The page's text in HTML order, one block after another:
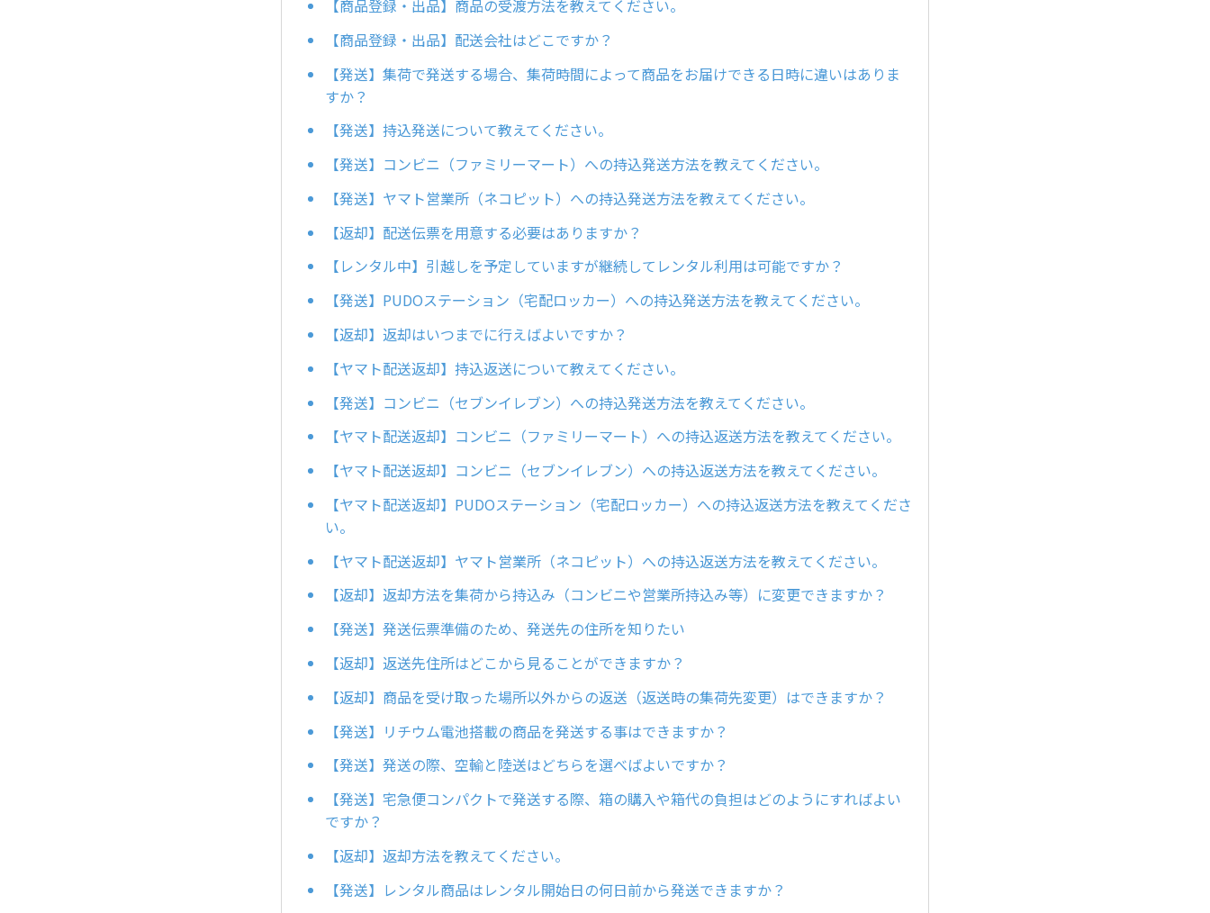
【商品登録・出品】商品の受渡方法を教えてください。
【商品登録・出品】配送会社はどこですか？
【発送】集荷で発送する場合、集荷時間によって商品をお届けできる日時に違いはありま
すか？
【発送】持込発送について教えてください。
【発送】コンビニ（ファミリーマート）への持込発送方法を教えてください。
【発送】ヤマト営業所（ネコピット）への持込発送方法を教えてください。
【返却】配送伝票を用意する必要はありますか？
【レンタル中】引越しを予定していますが継続してレンタル利用は可能ですか？
【発送】PUDOステーション（宅配ロッカー）への持込発送方法を教えてください。
【返却】返却はいつまでに行えばよいですか？
【ヤマト配送返却】持込返送について教えてください。
【発送】コンビニ（セブンイレブン）への持込発送方法を教えてください。
【ヤマト配送返却】コンビニ（ファミリーマート）への持込返送方法を教えてください。
【ヤマト配送返却】コンビニ（セブンイレブン）への持込返送方法を教えてください。
【ヤマト配送返却】PUDOステーション（宅配ロッカー）への持込返送方法を教えてくださ
い。
【ヤマト配送返却】ヤマト営業所（ネコピット）への持込返送方法を教えてください。
【返却】返却方法を集荷から持込み（コンビニや営業所持込み等）に変更できますか？
【発送】発送伝票準備のため、発送先の住所を知りたい
【返却】返送先住所はどこから見ることができますか？
【返却】商品を受け取った場所以外からの返送（返送時の集荷先変更）はできますか？
【発送】リチウム電池搭載の商品を発送する事はできますか？
【発送】発送の際、空輸と陸送はどちらを選べばよいですか？
【発送】宅急便コンパクトで発送する際、箱の購入や箱代の負担はどのようにすればよい
ですか？
【返却】返却方法を教えてください。
【発送】レンタル商品はレンタル開始日の何日前から発送できますか？